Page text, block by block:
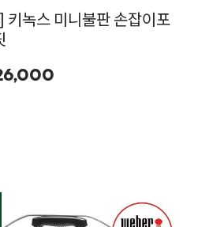
녹스 미니불판 손잡이포